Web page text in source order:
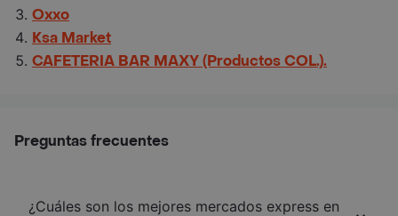
Oxxo
Ksa Market
CAFETERIA BAR MAXY (Productos COL.).
Preguntas frecuentes
¿Cuáles son los mejores mercados express en